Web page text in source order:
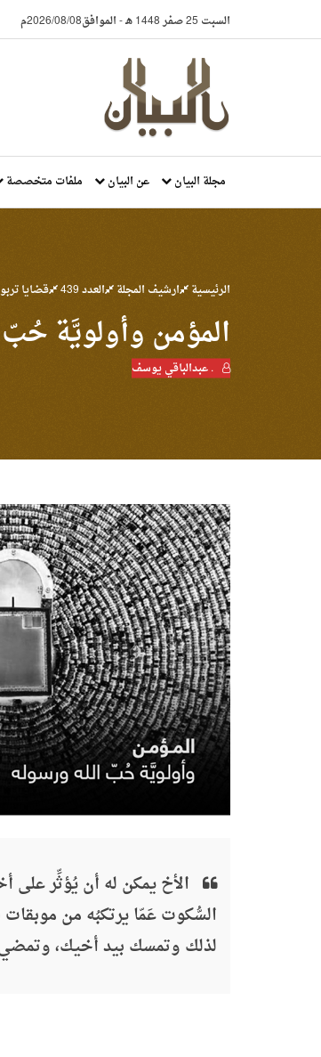
السبت 25 صفر 1448 هـ -الموافق2026/08/08م
مجلة البيان عن البيان ملفات متخصصة
الرئيسية ارشيف المجلة العدد 439 قضايا
المؤمن وأولويَّة حُبّ
. عبدالباقي يوسف
الأخ يمكن له أن يُؤثِّر على
السُّكوت عَمّا يرتكبُه من
لذلك وتمسك بيد أخيك،